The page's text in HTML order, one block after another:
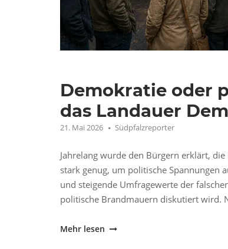
Demokratie oder
das Landauer
21. Mai 2026 Südpfalzreporter
Jahrelang wurde den Bürgern erklärt,
stark genug, um politische Spannungen
und steigende Umfragewerte der
politische Brandmauern diskutiert wird.
"Demokratie
Mehr lesen